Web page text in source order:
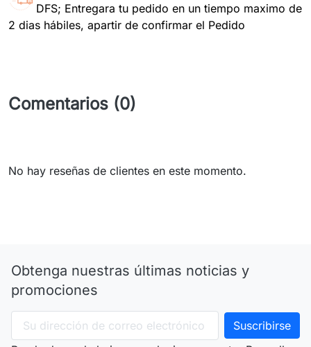
DFS; Entregara tu pedido en un tiempo maximo de
2 dias hábiles, apartir de confirmar el Pedido
Comentarios (0)
No hay reseñas de clientes en este momento.
Obtenga nuestras últimas noticias y
promociones